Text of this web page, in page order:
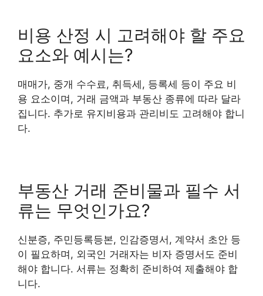
비용 산정 시 고려해야 할 주요
요소와 예시는?
매매가, 중개 수수료, 취득세, 등록세 등이 주요 비
용 요소이며, 거래 금액과 부동산 종류에 따라 달라
집니다. 추가로 유지비용과 관리비도 고려해야 합니
다.
부동산 거래 준비물과 필수 서
류는 무엇인가요?
신분증, 주민등록등본, 인감증명서, 계약서 초안 등
이 필요하며, 외국인 거래자는 비자 증명서도 준비
해야 합니다. 서류는 정확히 준비하여 제출해야 합
니다.